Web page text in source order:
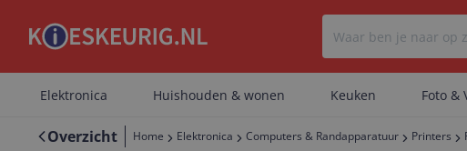
Elektronica Huishouden & wonen Keuken Foto &
Overzicht Home Elektronica Computers & Randapparatuur Printers